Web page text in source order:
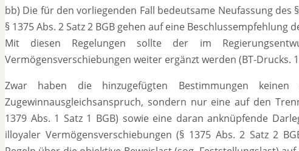
bb) Die für den vorliegenden Fall bedeutsame Neufassung des
§ 1375 Abs. 2 Satz 2 BGB gehen auf eine Beschlussempfehlung
Mit diesen Regelungen sollte der im
Vermögensverschiebungen weiter ergänzt werden (BT-Drucks.
Zwar haben die hinzugefügten Bestimmungen keinen
Zugewinnausgleichsanspruch, sondern nur eine auf den
1379 Abs. 1 Satz 1 BGB) sowie eine daran anknüpfende
illoyaler Vermögensverschiebungen (§ 1375 Abs. 2 Satz 2